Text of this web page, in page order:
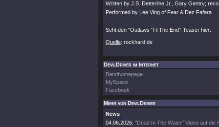
Written by J.B. Detterline Jr., Gary Gentry;
Performed by Lee Ving of Fear & Dez Fafara
Seht den "Outlaws 'Til The End"-Teaser hier:
Quelle: rockhard.de
DevilDriver im Internet
Bandhomepage
MySpace
Facebook
Mehr von DevilDriver
News
04.06.2026: "Dead In The Water" Video auf die